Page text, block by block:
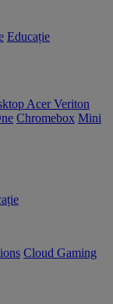
Educație
Acer Veriton
Chromebox Mini
Cloud Gaming